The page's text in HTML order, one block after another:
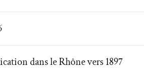
dans le Rhône vers 1897